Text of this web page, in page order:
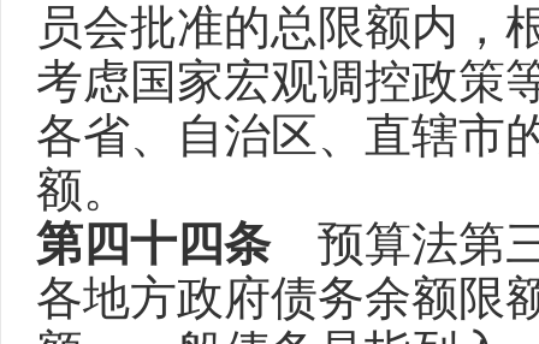
员会批准的总限额内，
考虑国家宏观调控政策
各省、自治区、直辖市
额。
第四十四条预算法第三
各地方政府债务余额限